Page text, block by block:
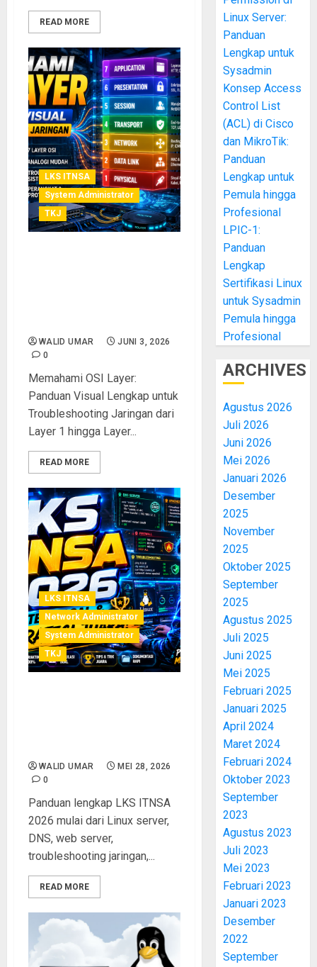
READ MORE
LKS ITNSA
System Administrator
TKJ
WALID UMAR
JUNI 3, 2026
0
Memahami OSI Layer:
Panduan Visual Lengkap untuk
Troubleshooting Jaringan dari
Layer 1 hingga Layer...
READ MORE
LKS ITNSA
Network Administrator
System Administrator
TKJ
WALID UMAR
MEI 28, 2026
0
Panduan lengkap LKS ITNSA
2026 mulai dari Linux server,
DNS, web server,
troubleshooting jaringan,...
READ MORE
Linux Server:
Panduan
Lengkap untuk
Sysadmin
Konsep Access
Control List
(ACL) di Cisco
dan MikroTik:
Panduan
Lengkap untuk
Pemula hingga
Profesional
LPIC-1:
Panduan
Lengkap
Sertifikasi Linux
untuk Sysadmin
Pemula hingga
Profesional
ARCHIVES
Agustus 2026
Juli 2026
Juni 2026
Mei 2026
Januari 2026
Desember
2025
November
2025
Oktober 2025
September
2025
Agustus 2025
Juli 2025
Juni 2025
Mei 2025
Februari 2025
Januari 2025
April 2024
Maret 2024
Februari 2024
Oktober 2023
September
2023
Agustus 2023
Juli 2023
Mei 2023
Februari 2023
Januari 2023
Desember
2022
September